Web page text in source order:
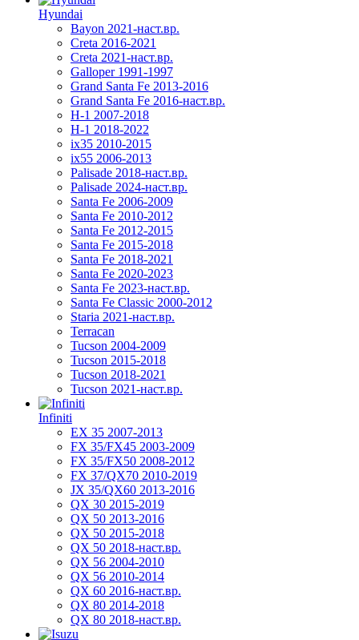
Hyundai
Bayon 2021-наст.вр.
Creta 2016-2021
Creta 2021-наст.вр.
Galloper 1991-1997
Grand Santa Fe 2013-2016
Grand Santa Fe 2016-наст.вр.
H-1 2007-2018
H-1 2018-2022
ix35 2010-2015
ix55 2006-2013
Palisade 2018-наст.вр.
Palisade 2024-наст.вр.
Santa Fe 2006-2009
Santa Fe 2010-2012
Santa Fe 2012-2015
Santa Fe 2015-2018
Santa Fe 2018-2021
Santa Fe 2020-2023
Santa Fe 2023-наст.вр.
Santa Fe Classic 2000-2012
Staria 2021-наст.вр.
Terracan
Tucson 2004-2009
Tucson 2015-2018
Tucson 2018-2021
Tucson 2021-наст.вр.
Infiniti
EX 35 2007-2013
FX 35/FX45 2003-2009
FX 35/FX50 2008-2012
FX 37/QX70 2010-2019
JX 35/QX60 2013-2016
QX 30 2015-2019
QX 50 2013-2016
QX 50 2015-2018
QX 50 2018-наст.вр.
QX 56 2004-2010
QX 56 2010-2014
QX 60 2016-наст.вр.
QX 80 2014-2018
QX 80 2018-наст.вр.